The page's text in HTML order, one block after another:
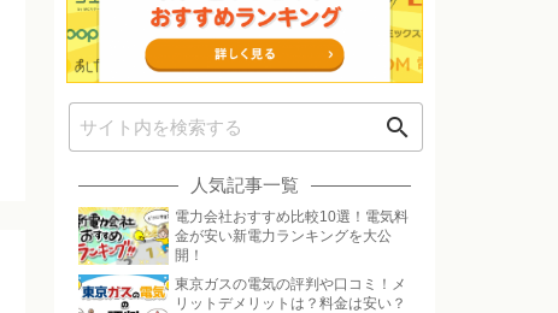
search
人気記事一覧
電力会社おすすめ比較10選！電気料
金が安い新電力ランキングを大公
開！
東京ガスの電気の評判や口コミ！メ
リットデメリットは？料金は安い？